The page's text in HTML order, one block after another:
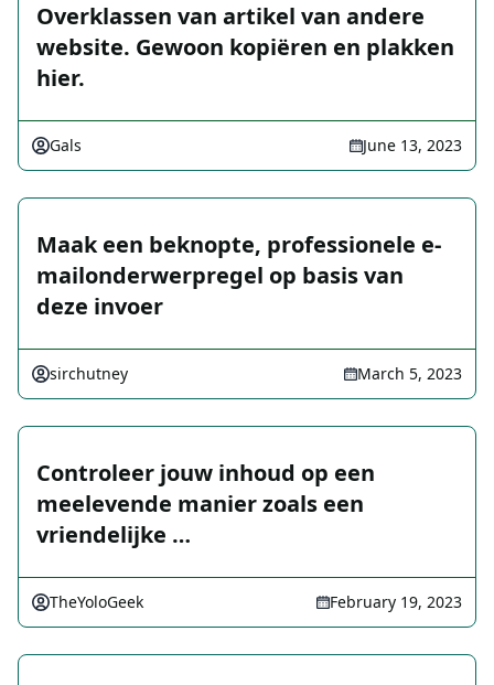
Overklassen van artikel van andere
website. Gewoon kopiëren en plakken
hier.
Gals June 13, 2023
Maak een beknopte, professionele e-
mailonderwerpregel op basis van
deze invoer
sirchutney March 5, 2023
Controleer jouw inhoud op een
meelevende manier zoals een
vriendelijke …
TheYoloGeek February 19, 2023